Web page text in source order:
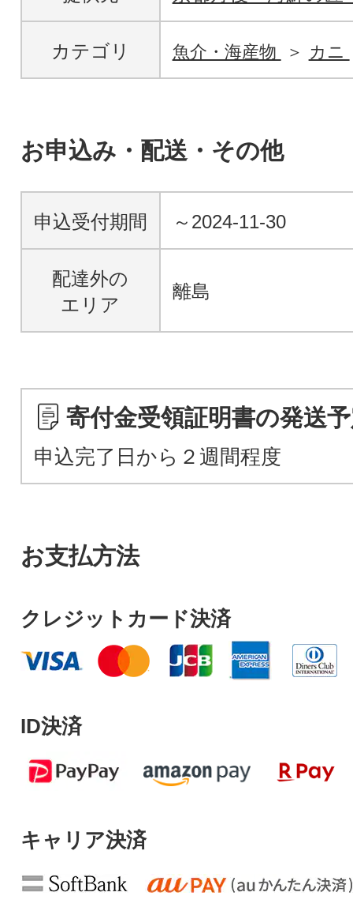
カテゴリ 魚介・海産物 カニ
お申込み・配送・その他
申込受付期間 ～2024-11-30
配達外の
エリア
離島
寄付金受領証明書の発送
申込完了日から２週間程度
お支払方法
クレジットカード決済
ID決済
キャリア決済